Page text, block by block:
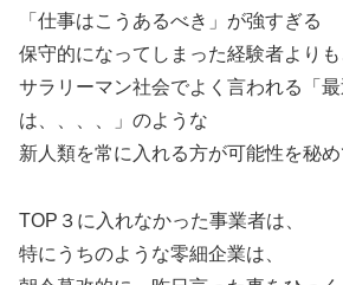
「仕事はこうあるべき」が強すぎる
保守的になってしまった経験者よりも
サラリーマン社会でよく言われる「
は、、、、」のような
新人類を常に入れる方が可能性を秘め
TOP３に入れなかった事業者は、
特にうちのような零細企業は、